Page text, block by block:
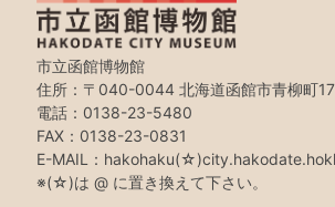
市立函館博物館
住所：〒040-0044 北海道函館市青柳町
電話：0138-23-5480
FAX：0138-23-0831
E-MAIL：
※(☆)は @ に置き換えて下さい。